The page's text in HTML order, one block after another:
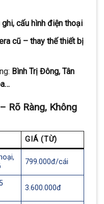
cấu hình điện thoại
cũ – thay thế thiết bị
Bình Trị Đông, Tân
Rõ Ràng, Không
GIÁ (TỪ)
799.000đ/cái
3.600.000đ